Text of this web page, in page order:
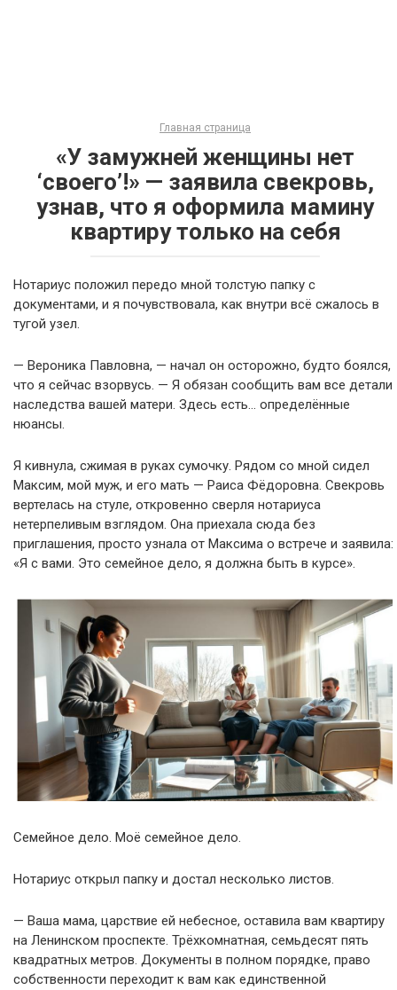
Главная страница
«У замужней женщины нет
‘своего’!» — заявила свекровь,
узнав, что я оформила мамину
квартиру только на себя
Нотариус положил передо мной толстую папку с
документами, и я почувствовала, как внутри всё сжалось в
тугой узел.
— Вероника Павловна, — начал он осторожно, будто боялся,
что я сейчас взорвусь. — Я обязан сообщить вам все детали
наследства вашей матери. Здесь есть… определённые
нюансы.
Я кивнула, сжимая в руках сумочку. Рядом со мной сидел
Максим, мой муж, и его мать — Раиса Фёдоровна. Свекровь
вертелась на стуле, откровенно сверля нотариуса
нетерпеливым взглядом. Она приехала сюда без
приглашения, просто узнала от Максима о встрече и заявила:
«Я с вами. Это семейное дело, я должна быть в курсе».
Семейное дело. Моё семейное дело.
Нотариус открыл папку и достал несколько листов.
— Ваша мама, царствие ей небесное, оставила вам квартиру
на Ленинском проспекте. Трёхкомнатная, семьдесят пять
квадратных метров. Документы в полном порядке, право
собственности переходит к вам как единственной